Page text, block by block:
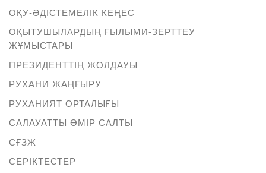
ОҚУ-ӘДІСТЕМЕЛІК КЕҢЕС
ОҚЫТУШЫЛАРДЫҢ ҒЫЛЫМИ-ЗЕРТТЕУ
ЖҰМЫСТАРЫ
ПРЕЗИДЕНТТІҢ ЖОЛДАУЫ
РУХАНИ ЖАҢҒЫРУ
РУХАНИЯТ ОРТАЛЫҒЫ
САЛАУАТТЫ ӨМІР САЛТЫ
СҒЗЖ
СЕРІКТЕСТЕР